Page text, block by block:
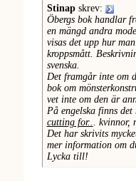
Stinapskrev:
Öbergs bok handlar
en mängd andra
visas det upp hur
kroppsmått.
svenska.
Det framgår inte om
bok om
vet inte om den är
På engelska finns
cutting for... kvinnor,
Det har skrivits
mer information om
Lycka till!